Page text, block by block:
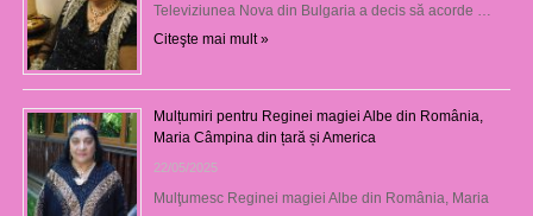
Televiziunea Nova din Bulgaria a decis să acorde …
Citeşte mai mult »
Mulțumiri pentru Reginei magiei Albe din România,
Maria Câmpina din țară și America
22/05/2025
Mulţumesc Reginei magiei Albe din România, Maria